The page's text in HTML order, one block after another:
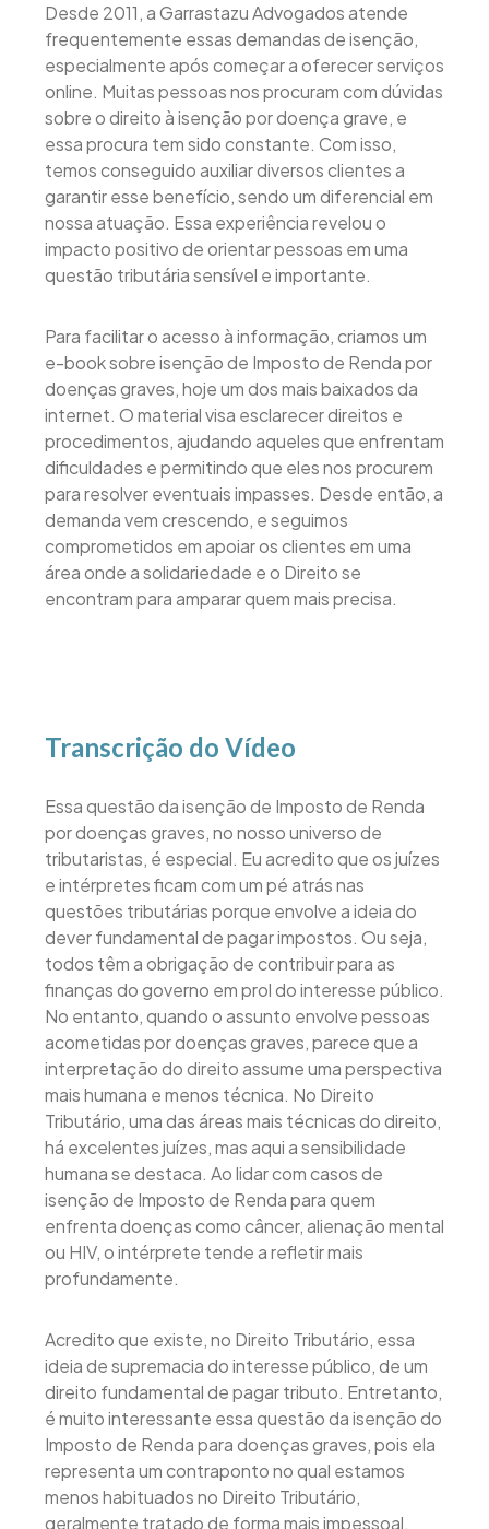
Desde 2011, a Garrastazu Advogados atende
frequentemente essas demandas de isenção,
especialmente após começar a oferecer serviços
online. Muitas pessoas nos procuram com dúvidas
sobre o direito à isenção por doença grave, e
essa procura tem sido constante. Com isso,
temos conseguido auxiliar diversos clientes a
garantir esse benefício, sendo um diferencial em
nossa atuação. Essa experiência revelou o
impacto positivo de orientar pessoas em uma
questão tributária sensível e importante.
Para facilitar o acesso à informação, criamos um
e-book sobre isenção de Imposto de Renda por
doenças graves, hoje um dos mais baixados da
internet. O material visa esclarecer direitos e
procedimentos, ajudando aqueles que enfrentam
dificuldades e permitindo que eles nos procurem
para resolver eventuais impasses. Desde então, a
demanda vem crescendo, e seguimos
comprometidos em apoiar os clientes em uma
área onde a solidariedade e o Direito se
encontram para amparar quem mais precisa.
Transcrição do Vídeo
Essa questão da isenção de Imposto de Renda
por doenças graves, no nosso universo de
tributaristas, é especial. Eu acredito que os juízes
e intérpretes ficam com um pé atrás nas
questões tributárias porque envolve a ideia do
dever fundamental de pagar impostos. Ou seja,
todos têm a obrigação de contribuir para as
finanças do governo em prol do interesse público.
No entanto, quando o assunto envolve pessoas
acometidas por doenças graves, parece que a
interpretação do direito assume uma perspectiva
mais humana e menos técnica. No Direito
Tributário, uma das áreas mais técnicas do direito,
há excelentes juízes, mas aqui a sensibilidade
humana se destaca. Ao lidar com casos de
isenção de Imposto de Renda para quem
enfrenta doenças como câncer, alienação mental
ou HIV, o intérprete tende a refletir mais
profundamente.
Acredito que existe, no Direito Tributário, essa
ideia de supremacia do interesse público, de um
direito fundamental de pagar tributo. Entretanto,
é muito interessante essa questão da isenção do
Imposto de Renda para doenças graves, pois ela
representa um contraponto no qual estamos
menos habituados no Direito Tributário,
geralmente tratado de forma mais impessoal,